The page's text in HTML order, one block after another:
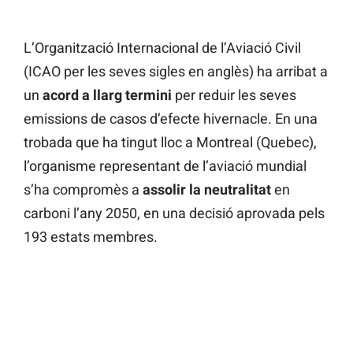
L’Organització Internacional de l’Aviació Civil
(ICAO per les seves sigles en anglès) ha arribat a
un acord a llarg termini per reduir les seves
emissions de casos d’efecte hivernacle. En una
trobada que ha tingut lloc a Montreal (Quebec),
l’organisme representant de l’aviació mundial
s’ha compromès a assolir la neutralitaten
carboni l’any 2050, en una decisió aprovada pels
193 estats membres.